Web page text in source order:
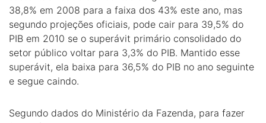
38,8% em 2008 para a faixa dos 43% este ano, mas
segundo projeções oficiais, pode cair para 39,5% do
PIB em 2010 se o superávit primário consolidado do
setor público voltar para 3,3% do PIB. Mantido esse
superávit, ela baixa para 36,5% do PIB no ano seguinte
e segue caindo.
Segundo dados do Ministério da Fazenda, para fazer